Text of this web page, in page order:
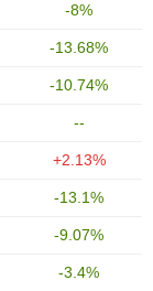
-8%
-13.68%
-10.74%
--
+2.13%
-13.1%
-9.07%
-3.4%